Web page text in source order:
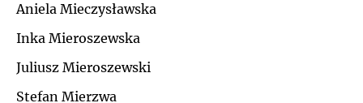
Aniela Mieczysławska
Inka Mieroszewska
Juliusz Mieroszewski
Stefan Mierzwa